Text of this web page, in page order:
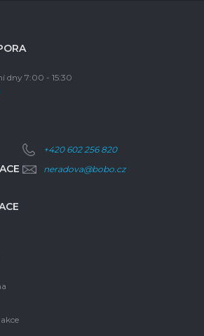
dny 7:00 - 15:30
+420 602 256 820
neradova@bobo.cz